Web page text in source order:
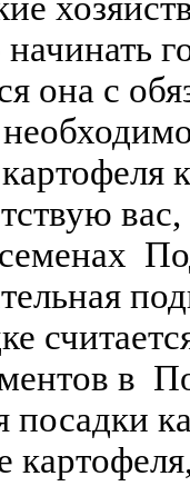
она с
вас,
в
посадки